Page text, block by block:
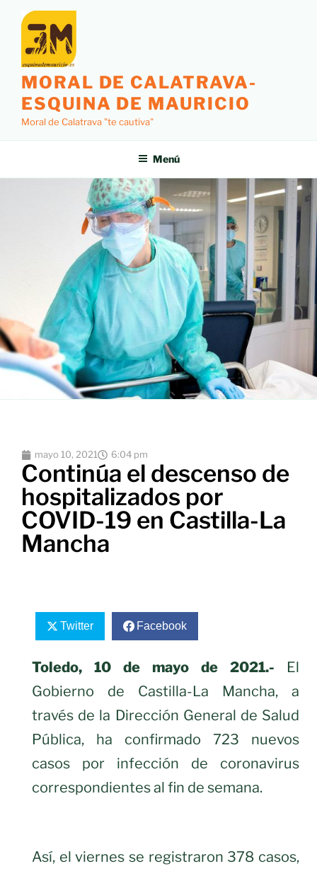
MORAL DE CALATRAVA-
ESQUINA DE MAURICIO
Moral de Calatrava "te cautiva"
Menú
mayo 10, 2021 6:04 pm
Continúa el descenso de
hospitalizados por
COVID-19 en Castilla-La
Mancha
Twitter Facebook
Toledo, 10 de mayo de 2021.- El
Gobierno de Castilla-La Mancha, a
través de la Dirección General de Salud
Pública, ha confirmado 723 nuevos
casos por infección de coronavirus
correspondientes al fin de semana.
Así, el viernes se registraron 378 casos,